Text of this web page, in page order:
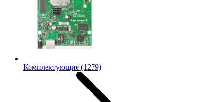
Комплектующие (1279)